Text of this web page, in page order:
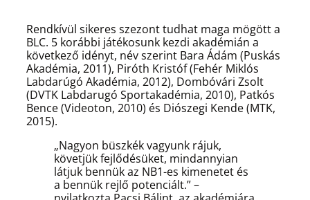
Rendkívül sikeres szezont tudhat maga mögött a
BLC. 5 korábbi játékosunk kezdi akadémián a
következő idényt, név szerint Bara Ádám (Puskás
Akadémia, 2011), Piróth Kristóf (Fehér Miklós
Labdarúgó Akadémia, 2012), Dombóvári Zsolt
(DVTK Labdarugó Sportakadémia, 2010), Patkós
Bence (Videoton, 2010) és Diószegi Kende (MTK,
2015).
„Nagyon büszkék vagyunk rájuk,
követjük fejlődésüket, mindannyian
látjuk bennük az NB1-es kimenetet és
a bennük rejlő potenciált.” –